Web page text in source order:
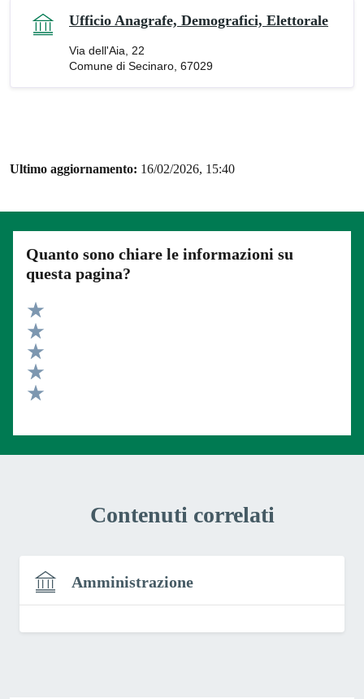
Ufficio Anagrafe, Demografici, Elettorale
Via dell'Aia, 22
Comune di Secinaro, 67029
Ultimo aggiornamento: 16/02/2026, 15:40
Quanto sono chiare le informazioni su
questa pagina?
Valuta 5 stelle su 5
Valuta 4 stelle su 5
Valuta 3 stelle su 5
Valuta 2 stelle su 5
Contenuti correlati
Amministrazione